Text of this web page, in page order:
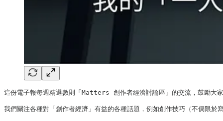
這份電子報每週精選數則「Matters 創作者經濟討論區」的交流，鼓勵
我們關注各種對「創作者經濟」有益的各種話題，例如創作技巧（不侷限